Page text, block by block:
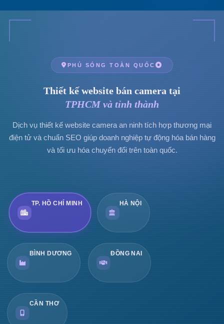
PHỦ SÓNG TOÀN QUỐC
Thiết kế website bán camera tại
TPHCM và tỉnh thành
Dịch vụ thiết kế website camera an ninh tích hợp thương mại
điện tử và chuẩn SEO giúp doanh nghiệp tự động hóa bán hàng
và tối ưu hóa chuyển đổi trên toàn quốc.
TP. HỒ CHÍ MINH HÀ NỘI
BÌNH DƯƠNG ĐỒNG NAI
CẦN THƠ